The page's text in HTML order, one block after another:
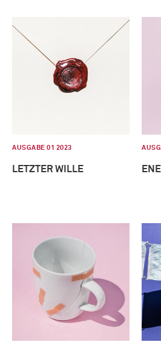
AUSGABE 01 2023
LETZTER WILLE